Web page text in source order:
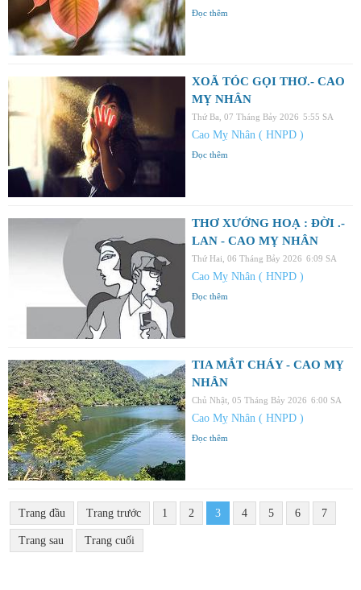
Đọc thêm
XOÃ TÓC GỌI THƠ.- CAO
MỴ NHÂN
Thứ Ba, 07 Tháng Bảy 2026 5:55 SA
Cao Mỵ Nhân ( HNPD )
Đọc thêm
THƠ XƯỚNG HOẠ : ĐỜI .-
LAN - CAO MỴ NHÂN
Thứ Hai, 06 Tháng Bảy 2026 6:09 SA
Cao Mỵ Nhân ( HNPD )
Đọc thêm
TIA MẮT CHÁY - CAO MỴ
NHÂN
Chủ Nhật, 05 Tháng Bảy 2026 6:00 SA
Cao Mỵ Nhân ( HNPD )
Đọc thêm
Trang đầu Trang trước 1 2 3 4 5 6 7
Trang sau Trang cuối